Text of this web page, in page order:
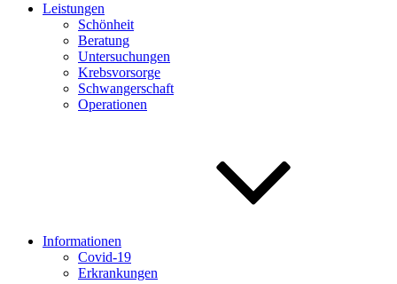
Leistungen
Schönheit
Beratung
Untersuchungen
Krebsvorsorge
Schwangerschaft
Operationen
Informationen
Covid-19
Erkrankungen